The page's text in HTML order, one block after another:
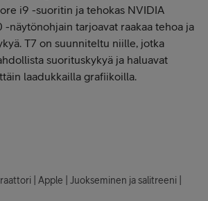
i9 -suoritin ja tehokas NVIDIA
-näytönohjain tarjoavat raakaa tehoa ja
T7 on suunniteltu niille, jotka
suorituskykyä ja haluavat
laadukkailla grafiikoilla.
| Apple | Juokseminen ja salitreeni |